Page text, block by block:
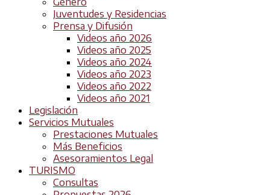
Juventudes y Residencias
Prensa y Difusión
Videos año 2026
Videos año 2025
Videos año 2024
Videos año 2023
Videos año 2022
Videos año 2021
Legislación
Servicios Mutuales
Prestaciones Mutuales
Más Beneficios
Asesoramientos Legal
TURISMO
Consultas